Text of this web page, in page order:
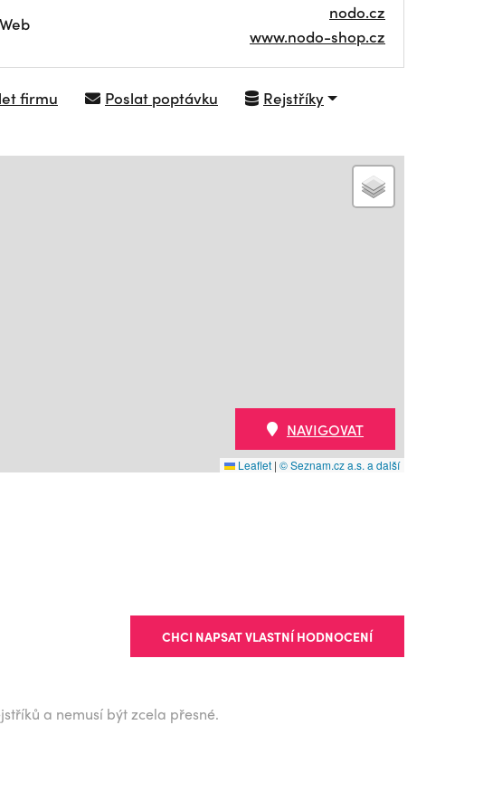
Web
nodo.cz
www.nodo-shop.cz
firmu Poslat poptávku Rejstříky
Leaflet | © Seznam.cz a.s. a další
NAVIGOVAT
CHCI NAPSAT VLASTNÍ HODNOCENÍ
a nemusí být zcela přesné.